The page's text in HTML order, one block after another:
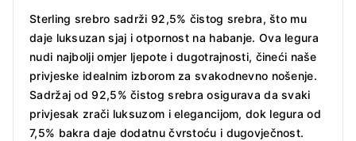
Sterling srebro sadrži 92,5% čistog srebra, što mu
daje luksuzan sjaj i otpornost na habanje. Ova legura
nudi najbolji omjer ljepote i dugotrajnosti, čineći naše
privjeske idealnim izborom za svakodnevno nošenje.
Sadržaj od 92,5% čistog srebra osigurava da svaki
privjesak zrači luksuzom i elegancijom, dok legura od
7,5% bakra daje dodatnu čvrstoću i dugovječnost.